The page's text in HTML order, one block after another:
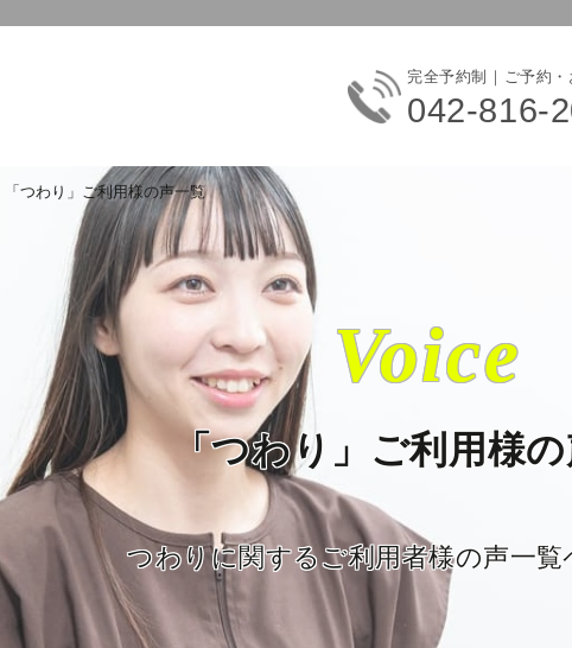
完全予約制｜ご予約
042-816-
「つわり」ご利用様の声一覧
Voice
「つわり」ご利用様
つわりに関するご利用者様の声一覧